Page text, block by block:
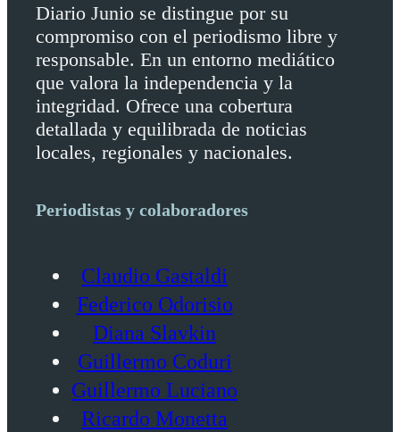
Diario Junio se distingue por su
compromiso con el periodismo libre y
responsable. En un entorno mediático
que valora la independencia y la
integridad. Ofrece una cobertura
detallada y equilibrada de noticias
locales, regionales y nacionales.
Periodistas y colaboradores
Claudio Gastaldi
Federico Odorisio
Diana Slavkin
Guillermo Coduri
Guillermo Luciano
Ricardo Monetta